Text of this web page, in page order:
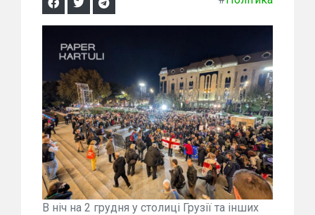
В ніч на 2 грудня у столиці Грузії та інших